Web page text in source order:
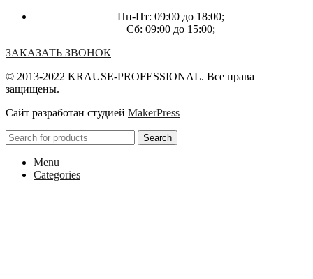
Пн-Пт: 09:00 до 18:00;
Сб: 09:00 до 15:00;
ЗАКАЗАТЬ ЗВОНОК
© 2013-2022 KRAUSE-PROFESSIONAL. Все права
защищены.
Сайт разработан студией MakerPress
Search
Menu
Categories